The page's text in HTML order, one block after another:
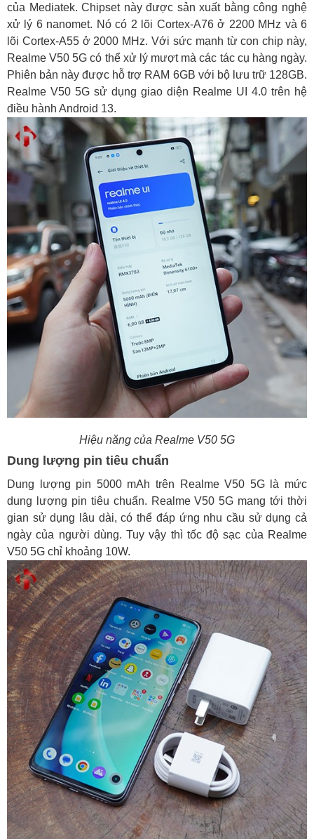
của Mediatek. Chipset này được sản xuất bằng công nghệ
xử lý 6 nanomet. Nó có 2 lõi Cortex-A76 ở 2200 MHz và 6
lõi Cortex-A55 ở 2000 MHz. Với sức mạnh từ con chip này,
Realme V50 5G có thể xử lý mượt mà các tác cụ hàng ngày.
Phiên bản này được hỗ trợ RAM 6GB với bộ lưu trữ 128GB.
Realme V50 5G sử dụng giao diện Realme UI 4.0 trên hệ
điều hành Android 13.
Hiệu năng của Realme V50 5G
Dung lượng pin tiêu chuẩn
Dung lượng pin 5000 mAh trên Realme V50 5G là mức
dung lượng pin tiêu chuẩn. Realme V50 5G mang tới thời
gian sử dụng lâu dài, có thể đáp ứng nhu cầu sử dụng cả
ngày của người dùng. Tuy vậy thì tốc độ sạc của Realme
V50 5G chỉ khoảng 10W.